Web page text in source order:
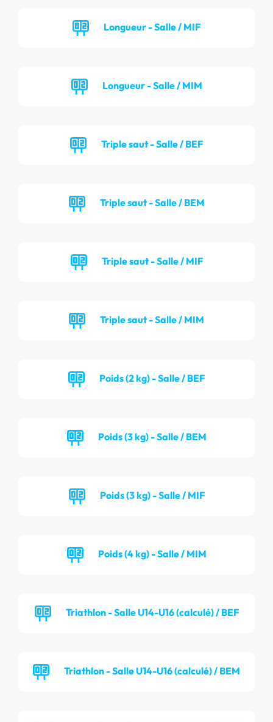
Longueur - Salle / MIF
Longueur - Salle / MIM
Triple saut - Salle / BEF
Triple saut - Salle / BEM
Triple saut - Salle / MIF
Triple saut - Salle / MIM
Poids (2 kg) - Salle / BEF
Poids (3 kg) - Salle / BEM
Poids (3 kg) - Salle / MIF
Poids (4 kg) - Salle / MIM
Triathlon - Salle U14-U16 (calculé) / BEF
Triathlon - Salle U14-U16 (calculé) / BEM